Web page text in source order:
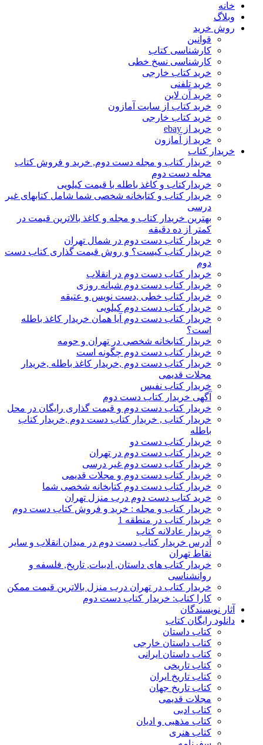
خانه
وبلاگ
روش خرید
قوانین
کارشناسی کتاب
کارشناسی نسخ خطی
خرید کتاب خارجی
خرید تلفنی
خرید آن لاین
خرید کتاب از سایت آمازون
خرید کتاب خارجی
خرید از ebay
خرید از آمازون
خریدار کتاب
خریدار کتاب و مجله دست دوم, خرید و فروش کتاب
مجله دست دوم
خریدارکتاب و کاغذ باطله با قیمت کیلویی
خریدار کتاب و کتابخانه شخصی شما شامل کتابهای غیر
درسی
بهترین خریدار کتاب و مجله و کاغذ بالاترین قیمت در
کمتر از ده دقیقه
خریدار کتاب دست دوم در شمال تهران
خریدار کتاب کیست؟ و روش قیمت گذاری کتاب دست
دوم
خریدار کتاب دست دوم در انقلاب
خریدار کتاب دست دوم شبانه روزی
خریدار کتاب خطی ,دست نویس و عتیقه
خریدار کتاب دست دوم کیلویی
خریدار کتاب دست دوم آیا همان خریدار کاغذ باطله
است؟
خریدار کتابخانه شخصی در تهران و حومه
خریدار کتاب دست دوم چگونه است
خریدار کتاب دست دوم ,خریدار کاغذ باطله ,خریدار
مجلات قدیمی
خریدار کتاب نفیس
آگهی خریدار کتاب دست دوم
خریدار کتاب دست دوم و قیمت گذاری رایگان در محل
خریدار کتاب , خریدار کتاب دست دوم ,خریدار کتاب
باطله
خریدار کتاب دست دو
خریدار کتاب دست دوم در تهران
خریدار کتاب دست دوم غیر درسی
خریدار کتاب دست دوم و مجلات قدیمی
خریدار کتاب دست دوم کتابخانه شخصی شما
خرید کتاب دست دوم درب منزل تهران
خریدار کتاب و مجله : خرید و فروش کتاب دست دوم
خریدار کتاب در منطقه 1
خریدار عادلانه کتاب
آدرس خریدار کتاب دست دوم در میدان انقلاب و سایر
نقاط تهران
خریدار کتاب های داستان, ادبیات, تاریخ, فلسفه و
روانشناسی
خریدار کتاب در تهران درب منزل بالاترین قیمت ممکن
کارا کتاب: خریدار کتاب دست دوم
آثار نویسندگان
دانلود رایگان کتاب
کتاب داستان
کتاب داستان خارجی
کتاب داستان ایرانی
کتاب تاریخی
کتاب تاریخ ایران
کتاب تاریخ جهان
مجلات قدیمی
کتاب ادبی
کتاب مذهبی و ادیان
کتاب هنری